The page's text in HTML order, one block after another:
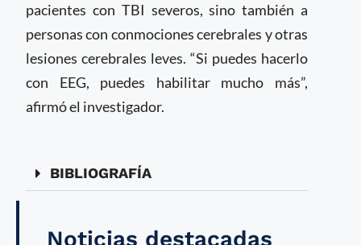
pacientes con TBI severos, sino también a
personas con conmociones cerebrales y otras
lesiones cerebrales leves. “Si puedes hacerlo
con EEG, puedes habilitar mucho más”,
afirmó el investigador.
BIBLIOGRAFÍA
Noticias destacadas